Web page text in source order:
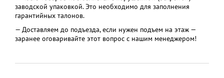
заводской упаковкой. Это необходимо для заполнения
гарантийных талонов.
— Доставляем до подъезда, если нужен подъем на этаж —
заранее оговаривайте этот вопрос с нашим менеджером!